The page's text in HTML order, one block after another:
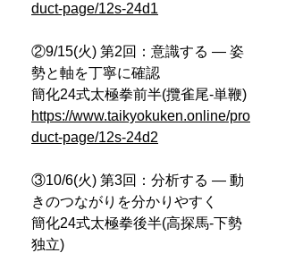
duct-page/12s-24d1
②9/15(火) 第2回：意識する ― 姿
勢と軸を丁寧に確認
簡化24式太極拳前半(攬雀尾-単鞭)
https://www.taikyokuken.online/pro
duct-page/12s-24d2
③10/6(火) 第3回：分析する ― 動
きのつながりを分かりやすく
簡化24式太極拳後半(高探馬-下勢
独立)